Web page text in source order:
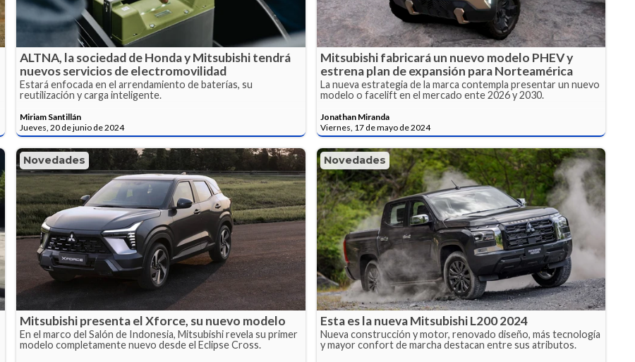
ALTNA, la sociedad de Honda y Mitsubishi tendrá
nuevos servicios de electromovilidad
Estará enfocada en el arrendamiento de baterías, su
reutilización y carga inteligente.
Miriam Santillán
Jueves, 20 de junio de 2024
Mitsubishi fabricará un nuevo modelo PHEV y
estrena plan de expansión para Norteamérica
La nueva estrategia de la marca contempla presentar un nuevo
modelo o facelift en el mercado ente 2026 y 2030.
Jonathan Miranda
Viernes, 17 de mayo de 2024
Novedades
Mitsubishi presenta el Xforce, su nuevo modelo
En el marco del Salón de Indonesia, Mitsubishi revela su primer
modelo completamente nuevo desde el Eclipse Cross.
Novedades
Esta es la nueva Mitsubishi L200 2024
Nueva construcción y motor, renovado diseño, más tecnología
y mayor confort de marcha destacan entre sus atributos.